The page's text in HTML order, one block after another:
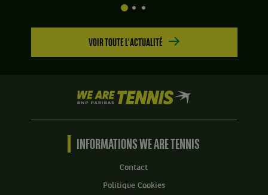
VOIR TOUTE L'ACTUALITÉ
We
are
Tennis
BNP
INFORMATIONS WE ARE TENNIS
Contact
Politique Cookies